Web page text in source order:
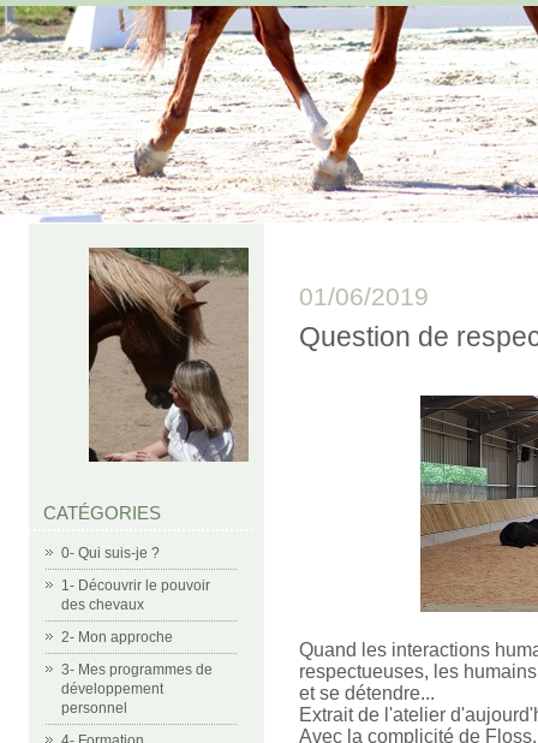
CATÉGORIES
0- Qui suis-je ?
1- Découvrir le pouvoir
des chevaux
2- Mon approche
3- Mes programmes de
développement
personnel
01/06/2019
Question de
Quand les interactions
respectueuses, les
et se détendre...
Extrait de l'atelier
Avec la complicité de Floss.